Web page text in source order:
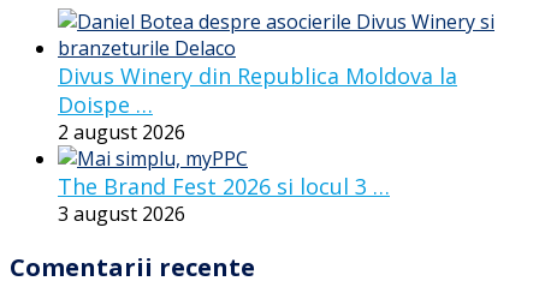
Divus Winery din Republica Moldova la
Doispe …
2 august 2026
The Brand Fest 2026 si locul 3 …
3 august 2026
Comentarii recente